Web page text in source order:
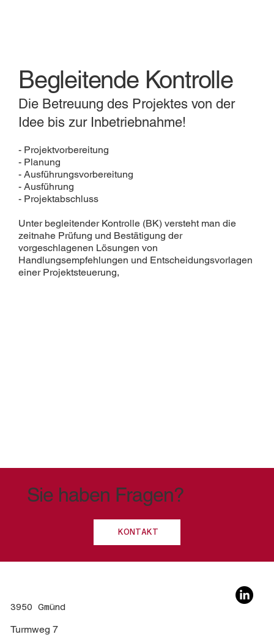
Sie haben Fragen?
KONTAKT
Begleitende Kontrolle
Die Betreuung des Projektes von der
Idee bis zur Inbetriebnahme!
- Projektvorbereitung
- Planung
- Ausführungsvorbereitung
- Ausführung
- Projektabschluss
Unter begleitender Kontrolle (BK) versteht man die
zeitnahe Prüfung und Bestätigung der
vorgeschlagenen Lösungen von
Handlungsempfehlungen und Entscheidungsvorlagen
einer Projektsteuerung,
3950 Gmünd
Turmweg 7